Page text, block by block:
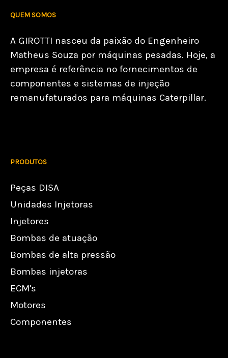
QUEM SOMOS
A GIROTTI nasceu da paixão do Engenheiro
Matheus Souza por máquinas pesadas. Hoje, a
empresa é referência no fornecimentos de
componentes e sistemas de injeção
remanufaturados para máquinas Caterpillar.
PRODUTOS
Peças DISA
Unidades Injetoras
Injetores
Bombas de atuação
Bombas de alta pressão
Bombas injetoras
ECM's
Motores
Componentes